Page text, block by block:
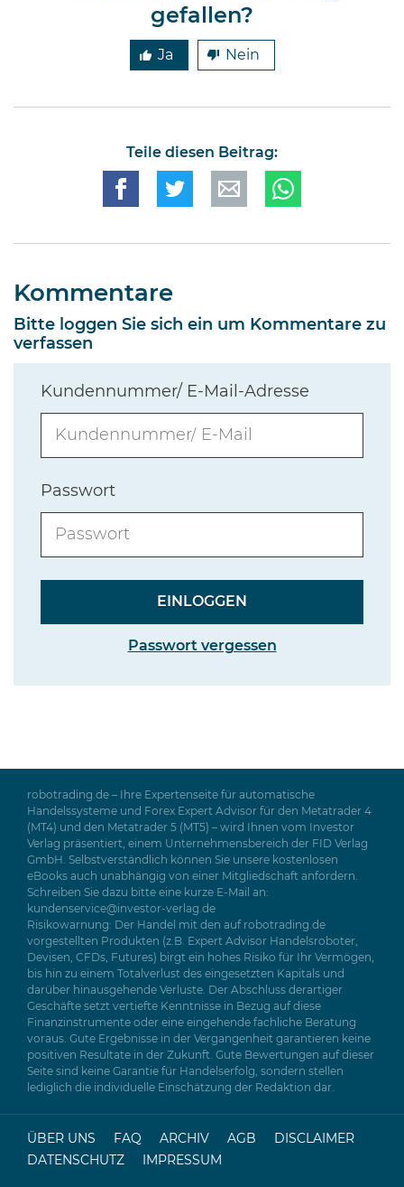
gefallen?
Ja Nein
Teile diesen Beitrag:
Kommentare
Bitte loggen Sie sich ein um Kommentare zu
verfassen
Kundennummer/ E-Mail-Adresse
Passwort
Passwort vergessen
robotrading.de – Ihre Expertenseite für automatische
Handelssysteme und Forex Expert Advisor für den Metatrader 4
(MT4) und den Metatrader 5 (MT5) – wird Ihnen vom Investor
Verlag präsentiert, einem Unternehmensbereich der FID Verlag
GmbH. Selbstverständlich können Sie unsere kostenlosen
eBooks auch unabhängig von einer Mitgliedschaft anfordern.
Schreiben Sie dazu bitte eine kurze E-Mail an:
kundenservice@investor-verlag.de
Risikowarnung: Der Handel mit den auf robotrading.de
vorgestellten Produkten (z.B. Expert Advisor Handelsroboter,
Devisen, CFDs, Futures) birgt ein hohes Risiko für Ihr Vermögen,
bis hin zu einem Totalverlust des eingesetzten Kapitals und
darüber hinausgehende Verluste. Der Abschluss derartiger
Geschäfte setzt vertiefte Kenntnisse in Bezug auf diese
Finanzinstrumente oder eine eingehende fachliche Beratung
voraus. Gute Ergebnisse in der Vergangenheit garantieren keine
positiven Resultate in der Zukunft. Gute Bewertungen auf dieser
Seite sind keine Garantie für Handelserfolg, sondern stellen
lediglich die individuelle Einschätzung der Redaktion dar.
ÜBER UNS FAQ ARCHIV AGB
DISCLAIMER
DATENSCHUTZ
IMPRESSUM